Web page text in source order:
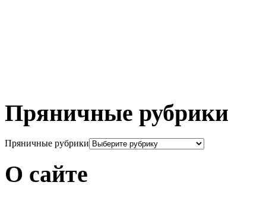
Пряничные рубрики
Пряничные рубрики
О сайте